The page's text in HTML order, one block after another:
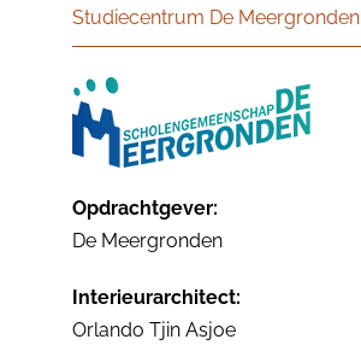
Studiecentrum De Meergronden
Opdrachtgever:
De Meergronden
Interieurarchitect:
Orlando Tjin Asjoe